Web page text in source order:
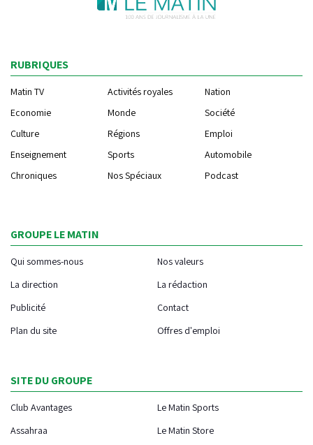
RUBRIQUES
Matin TV Activités royales
Nation
Economie
Monde
Société
Culture
Régions
Emploi
Enseignement
Sports
Automobile
Chroniques
Nos Spéciaux Podcast
GROUPE LE MATIN
Qui sommes-nous
Nos valeurs
La direction
La rédaction
Publicité
Contact
Plan du site
Offres d'emploi
SITE DU GROUPE
Club Avantages
Le Matin Sports
Assahraa
Le Matin Store